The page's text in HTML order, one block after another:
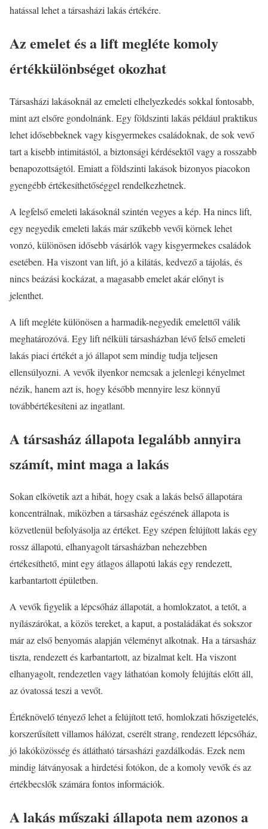
hatással lehet a társasházi lakás értékére.
Az emelet és a lift megléte komoly
értékkülönbséget okozhat
Társasházi lakásoknál az emeleti elhelyezkedés sokkal fontosabb,
mint azt elsőre gondolnánk. Egy földszinti lakás például praktikus
lehet idősebbeknek vagy kisgyermekes családoknak, de sok vevő
tart a kisebb intimitástól, a biztonsági kérdésektől vagy a rosszabb
benapozottságtól. Emiatt a földszinti lakások bizonyos piacokon
gyengébb értékesíthetőséggel rendelkezhetnek.
A legfelső emeleti lakásoknál szintén vegyes a kép. Ha nincs lift,
egy negyedik emeleti lakás már szűkebb vevői körnek lehet
vonzó, különösen idősebb vásárlók vagy kisgyermekes családok
esetében. Ha viszont van lift, jó a kilátás, kedvező a tájolás, és
nincs beázási kockázat, a magasabb emelet akár előnyt is
jelenthet.
A lift megléte különösen a harmadik-negyedik emelettől válik
meghatározóvá. Egy lift nélküli társasházban lévő felső emeleti
lakás piaci értékét a jó állapot sem mindig tudja teljesen
ellensúlyozni. A vevők ilyenkor nemcsak a jelenlegi kényelmet
nézik, hanem azt is, hogy később mennyire lesz könnyű
továbbértékesíteni az ingatlant.
A társasház állapota legalább annyira
számít, mint maga a lakás
Sokan elkövetik azt a hibát, hogy csak a lakás belső állapotára
koncentrálnak, miközben a társasház egészének állapota is
közvetlenül befolyásolja az értéket. Egy szépen felújított lakás egy
rossz állapotú, elhanyagolt társasházban nehezebben
értékesíthető, mint egy átlagos állapotú lakás egy rendezett,
karbantartott épületben.
A vevők figyelik a lépcsőház állapotát, a homlokzatot, a tetőt, a
nyílászárókat, a közös tereket, a kaput, a postaládákat és sokszor
már az első benyomás alapján véleményt alkotnak. Ha a társasház
tiszta, rendezett és karbantartott, az bizalmat kelt. Ha viszont
elhanyagolt, rendezetlen vagy láthatóan komoly felújítás előtt áll,
az óvatossá teszi a vevőt.
Értéknövelő tényező lehet a felújított tető, homlokzati hőszigetelés,
korszerűsített villamos hálózat, cserélt strang, rendezett lépcsőház,
jó lakóközösség és átlátható társasházi gazdálkodás. Ezek nem
mindig látványosak a hirdetési fotókon, de a komoly vevők és az
értékbecslők számára fontos információk.
A lakás műszaki állapota nem azonos a